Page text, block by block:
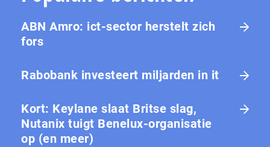
ABN Amro: ict-sector herstelt zich
fors
Rabobank investeert miljarden in it
Kort: Keylane slaat Britse slag,
Nutanix tuigt Benelux-organisatie
op (en meer)